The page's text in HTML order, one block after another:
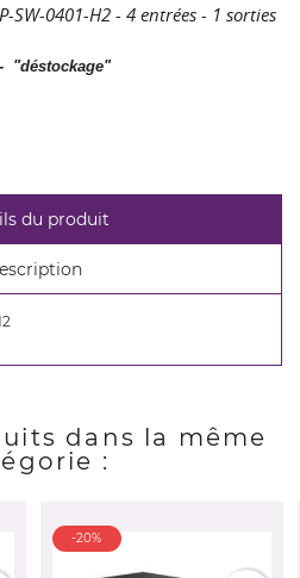
SW-0401-H2 - 4 entrées - 1 sorties
"déstockage"
du produit
dans la même
:
-20%
add_circle_outlineCréer une nouvelle liste
Créer une liste d'envies
pour ajouter des produits